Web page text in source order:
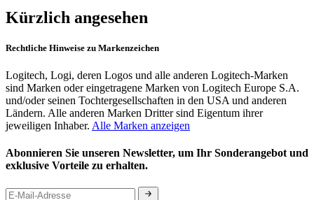
Kürzlich angesehen
Rechtliche Hinweise zu Markenzeichen
Logitech, Logi, deren Logos und alle anderen Logitech-Marken
sind Marken oder eingetragene Marken von Logitech Europe S.A.
und/oder seinen Tochtergesellschaften in den USA und anderen
Ländern. Alle anderen Marken Dritter sind Eigentum ihrer
jeweiligen Inhaber. Alle Marken anzeigen
Abonnieren Sie unseren Newsletter, um Ihr Sonderangebot und
exklusive Vorteile zu erhalten.